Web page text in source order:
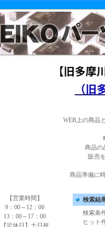
WEB上の商品
商品の
販売
商品準備に
【営業時間】
9：00～12：00
13：00～17：00
検索結
検索条
ヒット